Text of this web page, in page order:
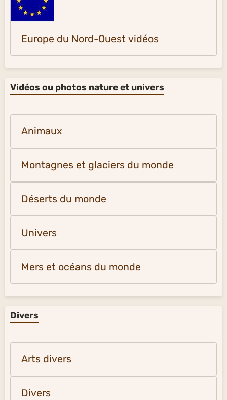
Europe du Nord-Ouest vidéos
Vidéos ou photos nature et univers
Animaux
Montagnes et glaciers du monde
Déserts du monde
Univers
Mers et océans du monde
Divers
Arts divers
Divers